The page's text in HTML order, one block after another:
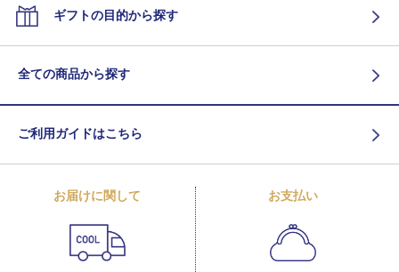
ギフトの目的から探す
全ての商品から探す
ご利用ガイドはこちら
お届けに関して お支払い